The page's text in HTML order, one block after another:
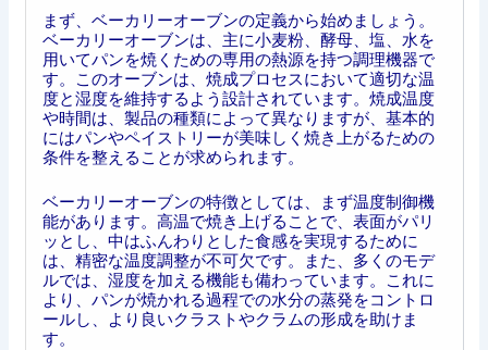
まず、ベーカリーオーブンの定義から始めましょう。
ベーカリーオーブンは、主に小麦粉、酵母、塩、水を
用いてパンを焼くための専用の熱源を持つ調理機器で
す。このオーブンは、焼成プロセスにおいて適切な温
度と湿度を維持するよう設計されています。焼成温度
や時間は、製品の種類によって異なりますが、基本的
にはパンやペイストリーが美味しく焼き上がるための
条件を整えることが求められます。
ベーカリーオーブンの特徴としては、まず温度制御機
能があります。高温で焼き上げることで、表面がパリ
ッとし、中はふんわりとした食感を実現するために
は、精密な温度調整が不可欠です。また、多くのモデ
ルでは、湿度を加える機能も備わっています。これに
より、パンが焼かれる過程での水分の蒸発をコントロ
ールし、より良いクラストやクラムの形成を助けま
す。